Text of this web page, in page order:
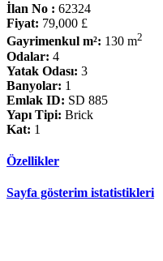
İlan No : 62324
Fiyat: 79,000 £
Gayrimenkul m²: 130 m2
Odalar: 4
Yatak Odası: 3
Banyolar: 1
Emlak ID: SD 885
Yapı Tipi: Brick
Kat: 1
Özellikler
Sayfa gösterim istatistikleri